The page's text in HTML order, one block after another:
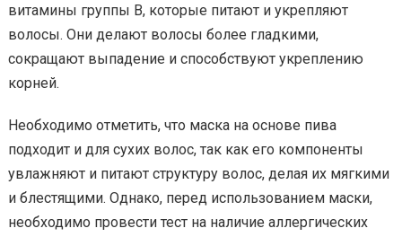
витамины группы В, которые питают и укрепляют
волосы. Они делают волосы более гладкими,
сокращают выпадение и способствуют укреплению
корней.
Необходимо отметить, что маска на основе пива
подходит и для сухих волос, так как его компоненты
увлажняют и питают структуру волос, делая их мягкими
и блестящими. Однако, перед использованием маски,
необходимо провести тест на наличие аллергических